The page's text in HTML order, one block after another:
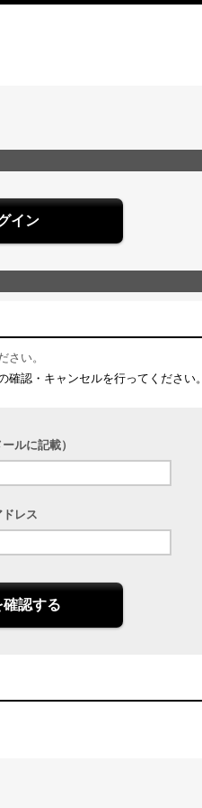
イン
さい。
認・キャンセルを行ってください。
ルに記載）
レス
認する